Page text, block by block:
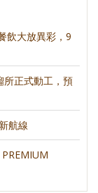
飲大放異彩，9
所正式動工，預
航線